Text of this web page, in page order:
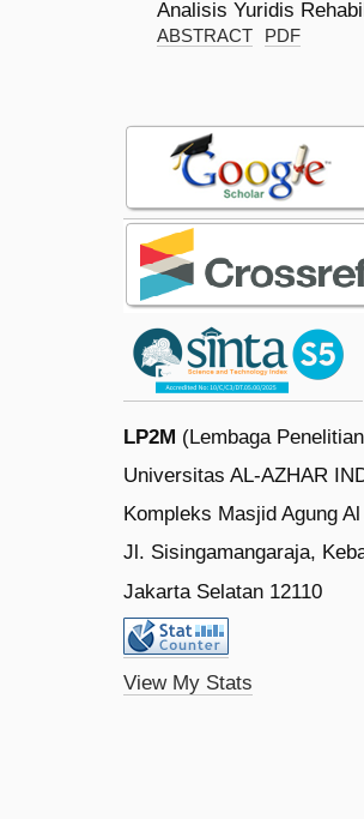
Analisis Yuridis
ABSTRACT PDF
LP2M (Lembaga
Universitas AL-AZHAR
Kompleks Masjid Agung
Jl. Sisingamangaraja,
Jakarta Selatan 12110
View My Stats